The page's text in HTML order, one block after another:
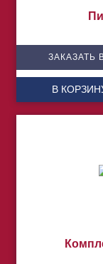
ЗАКАЗАТЬ
В